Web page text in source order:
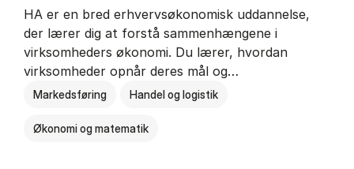
HA er en bred erhvervsøkonomisk uddannelse,
der lærer dig at forstå sammenhængene i
virksomheders økonomi. Du lærer, hvordan
virksomheder opnår deres mål og…
Markedsføring Handel og logistik
Økonomi og matematik